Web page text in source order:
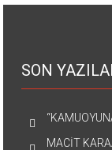
SON
MACİT